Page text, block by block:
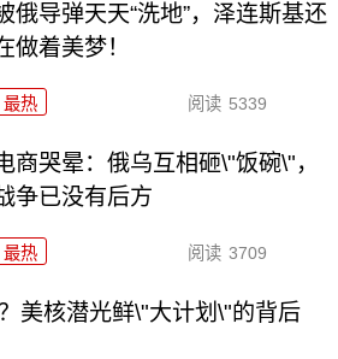
俄导弹天天“洗地”，泽连斯基还
做着美梦！
最热 阅读 5339
商哭晕：俄乌互相砸\"饭碗\"，
争已没有后方
最热 阅读 3709
美核潜光鲜\"大计划\"的背后